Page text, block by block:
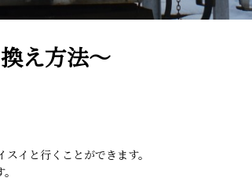
え方法～
イと行くことができます。